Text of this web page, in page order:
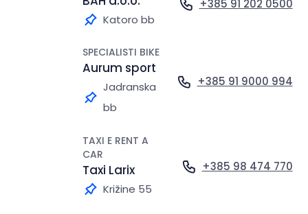
Katoro bb
+385 91 202 0500
SPECIALISTI BIKE
Aurum sport
Jadranska
bb
+385 91 9000 994
TAXI E RENT A
CAR
Taxi Larix
Križine 55
+385 98 474 770